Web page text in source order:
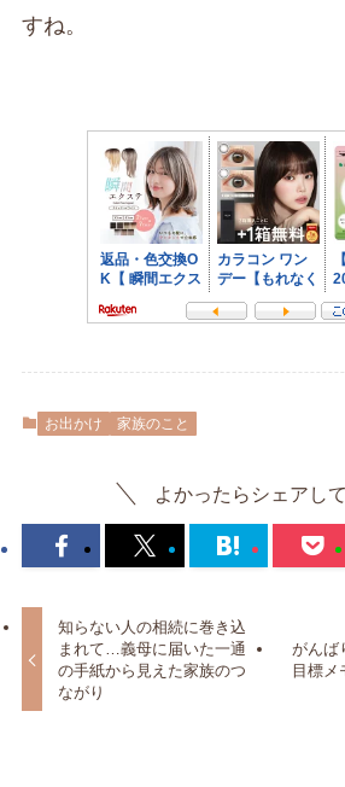
すね。
お出かけ 家族のこと
よかったらシェアして
知らない人の相続に巻き込
まれて…義母に届いた一通
の手紙から見えた家族のつ
ながり
がんば
目標メ